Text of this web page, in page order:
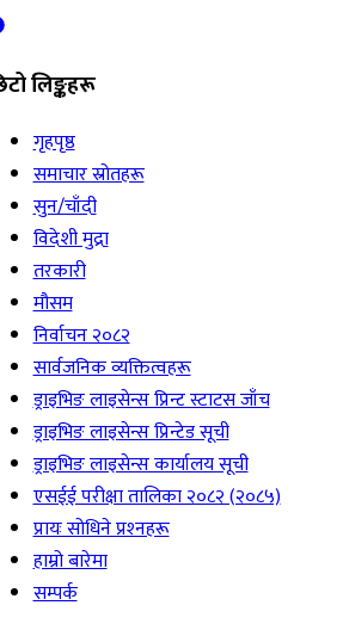
लिङ्कहरू
गृहपृष्ठ
समाचार स्रोतहरू
सुन/चाँदी
विदेशी मुद्रा
तरकारी
मौसम
निर्वाचन २०८२
सार्वजनिक व्यक्तित्वहरू
ड्राइभिङ लाइसेन्स प्रिन्ट स्टाटस जाँच
ड्राइभिङ लाइसेन्स प्रिन्टेड सूची
ड्राइभिङ लाइसेन्स कार्यालय सूची
एसईई परीक्षा तालिका २०८२ (२०८५)
प्रायः सोधिने प्रश्‍नहरू
हाम्रो बारेमा
सम्पर्क